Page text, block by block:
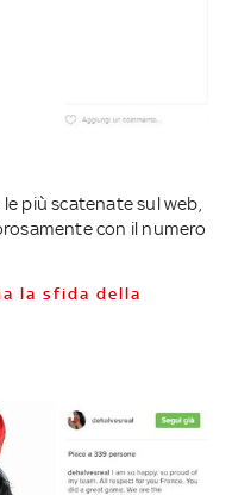
più scatenate sul web,
con il numero